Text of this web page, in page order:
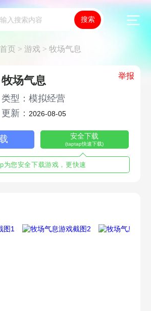
页 >游戏 >牧场气息
举报
牧场气息
类型：模拟经营
更新：2026-08-05
安全下载
(taptap快速下载)
为您安全下载游戏，更快速